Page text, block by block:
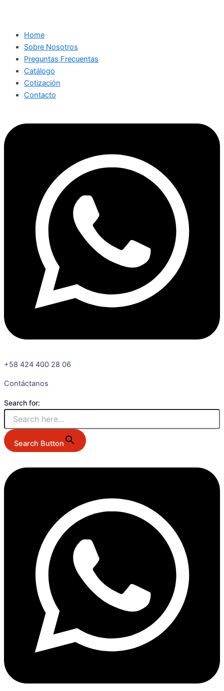
Home
Sobre Nosotros
Preguntas Frecuentas
Catálogo
Cotización
Contacto
+58 424 400 28 06
Contáctanos
Search for:
Search Button